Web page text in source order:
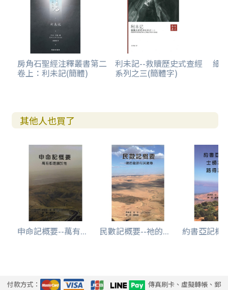
房角石聖經注釋叢書第二
卷上：利未記(簡體)
利未記--救贖歷史式查經
系列之三(簡體字)
細
其他人也買了
申命記概要--萬有... 民數記概要--祂的... 約書亞記概
付款方式：
傳真刷卡、虛擬轉帳、郵